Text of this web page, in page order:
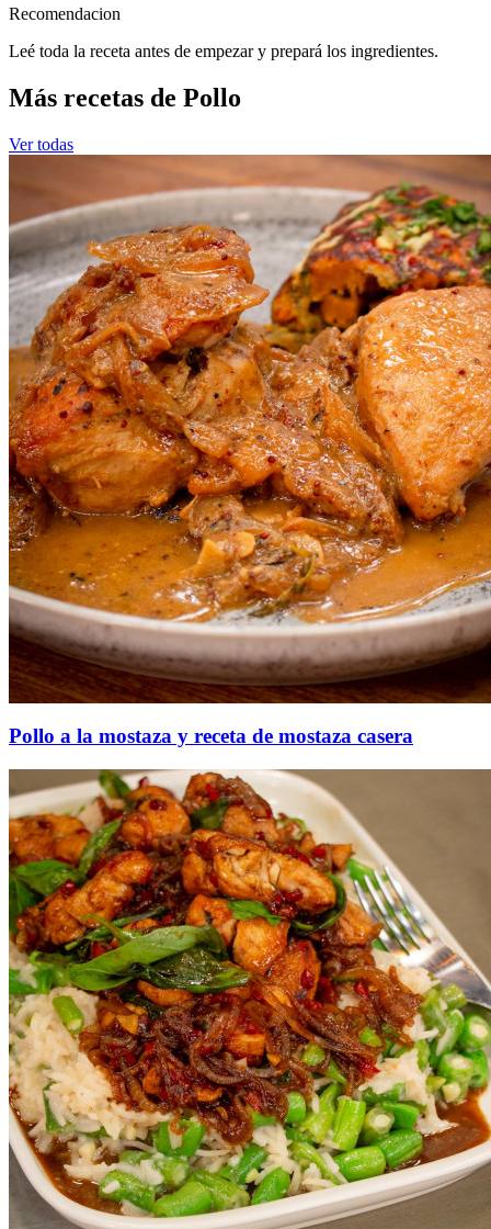
Recomendacion
Leé toda la receta antes de empezar y prepará los ingredientes.
Más recetas de Pollo
Ver todas
Pollo a la mostaza y receta de mostaza casera